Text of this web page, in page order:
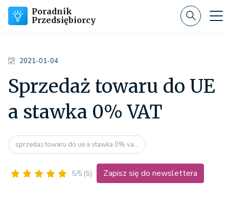
Poradnik
Przedsiębiorcy
2021-01-04
Sprzedaż towaru do UE
a stawka 0% VAT
sprzedaż towaru do ue a stawka 0% va...
5/5 (5) Zapisz się do newslettera